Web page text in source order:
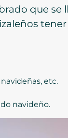
que se
etc.
navideño.